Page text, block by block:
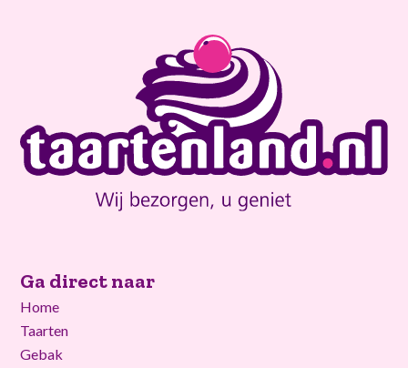
Ga direct naar
Home
Taarten
Gebak